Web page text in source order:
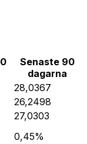
Senaste 90
dagarna
28,0367
26,2498
27,0303
0,45%